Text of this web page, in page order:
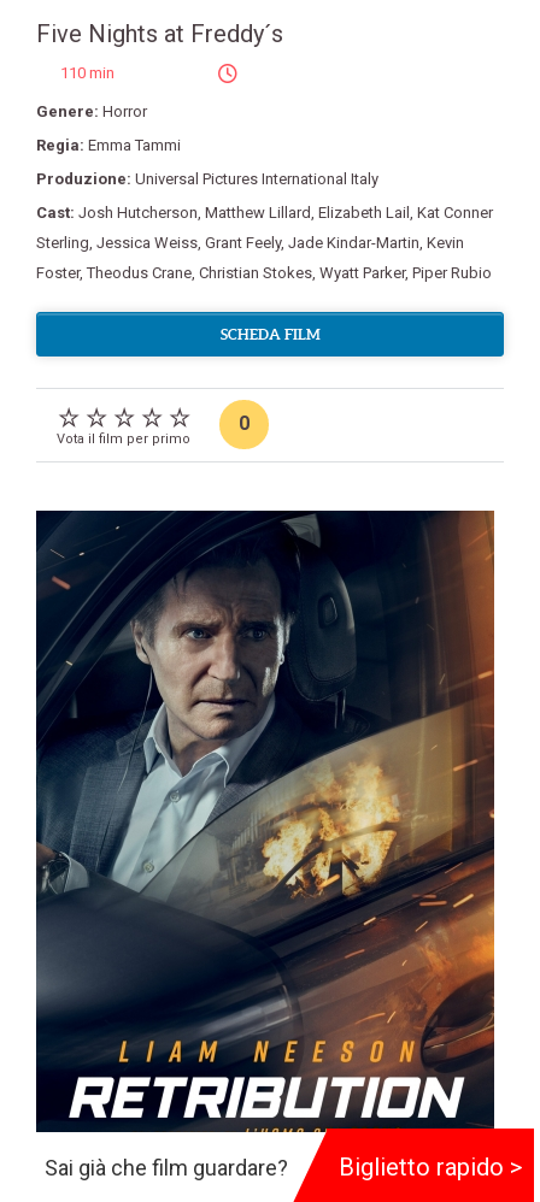
Five Nights at Freddy´s
110 min
Genere: Horror
Regia: Emma Tammi
Produzione: Universal Pictures International Italy
Cast: Josh Hutcherson Matthew Lillard Elizabeth Lail Kat Conner
Sterling Jessica Weiss Grant Feely, Jade Kindar-Martin Kevin
Foster,Theodus Crane Christian Stokes Wyatt Parker, Piper Rubio
SCHEDA FILM
Vota il film per primo
0
Sai già che film guardare? Biglietto rapido >